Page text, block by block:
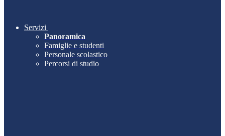
Servizi
Panoramica
Famiglie e studenti
Personale scolastico
Percorsi di studio